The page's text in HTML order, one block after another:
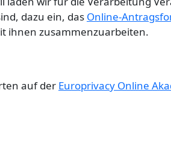
dazu ein, das Online-
ihnen zusammenzuarbeiten.
auf der Europrivacy Online